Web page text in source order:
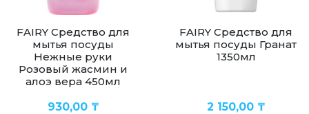
FAIRY Средство для
мытья посуды
Нежные руки
Розовый жасмин и
алоэ вера 450мл
930,00 ₸
FAIRY Средство для
мытья посуды Гранат
1350мл
2 150,00 ₸